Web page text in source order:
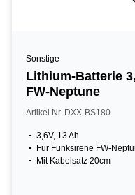
Sonstige
Lithium-Batterie
FW-Neptune
Artikel Nr. DXX-BS180
3,6V, 13 Ah
Für Funksirene FW-
Mit Kabelsatz 20cm